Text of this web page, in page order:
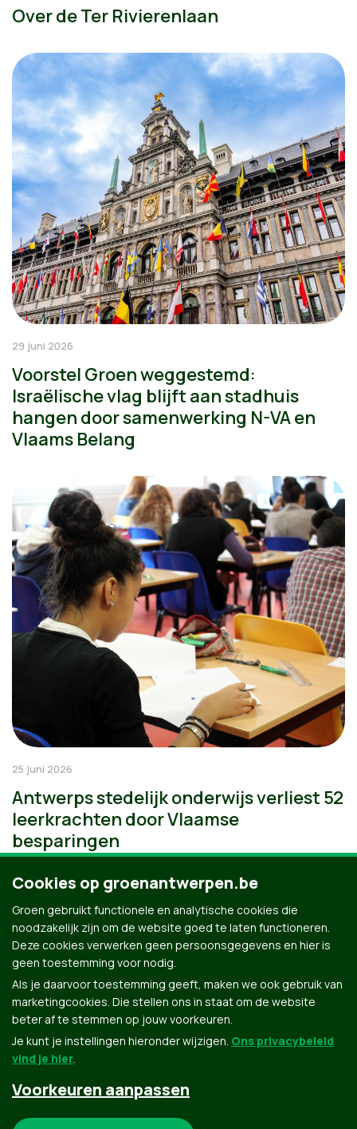
Over de Ter Rivierenlaan
29 juni 2026
Voorstel Groen weggestemd:
Israëlische vlag blijft aan stadhuis
hangen door samenwerking N-VA en
Vlaams Belang
25 juni 2026
Antwerps stedelijk onderwijs verliest 52
leerkrachten door Vlaamse
besparingen
Groen.be
Cookies op groenantwerpen.be
Groen gebruikt functionele en analytische cookies die
noodzakelijk zijn om de website goed te laten functioneren.
Deze cookies verwerken geen persoonsgegevens en hier is
geen toestemming voor nodig.
Als je daarvoor toestemming geeft, maken we ook gebruik van
marketingcookies. Die stellen ons in staat om de website
beter af te stemmen op jouw voorkeuren.
Je kunt je instellingen hieronder wijzigen. Ons privacybeleid
vind je hier.
Voorkeuren aanpassen